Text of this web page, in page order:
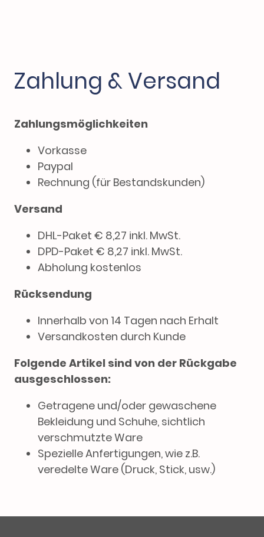
Zahlung & Versand
Zahlungsmöglichkeiten
Vorkasse
Paypal
Rechnung (für Bestandskunden)
Versand
DHL-Paket € 8,27 inkl. MwSt.
DPD-Paket € 8,27 inkl. MwSt.
Abholung kostenlos
Rücksendung
Innerhalb von 14 Tagen nach Erhalt
Versandkosten durch Kunde
Folgende Artikel sind von der Rückgabe
ausgeschlossen:
Getragene und/oder gewaschene
Bekleidung und Schuhe, sichtlich
verschmutzte Ware
Spezielle Anfertigungen, wie z.B.
veredelte Ware (Druck, Stick, usw.)